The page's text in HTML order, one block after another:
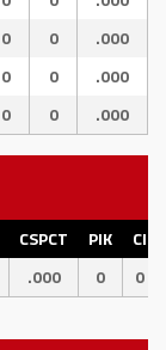
0 0 .000
0 0 .000
0 0 .000
CSPCT PIK CI
.000 0 0